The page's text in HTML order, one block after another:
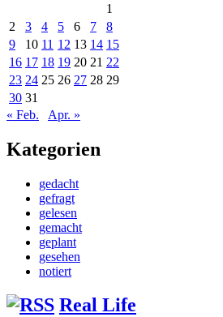
1
2
3 4 5 6 7
8
9
10 11 12 13 14 15
16 17 18 19 20 21 22
23 24 25 26 27 28 29
30 31
« Feb.
Apr. »
Kategorien
gedacht
gefragt
gelesen
gemacht
geplant
gesehen
notiert
Real Life